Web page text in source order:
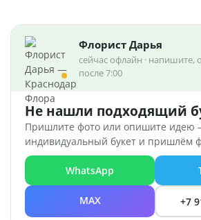
Флорист Дарья
сейчас офлайн · напишите,
после 7:00
Не нашли подходящий
Пришлите фото или опишите идею
индивидуальный букет и пришлём
WhatsApp
MAX +7